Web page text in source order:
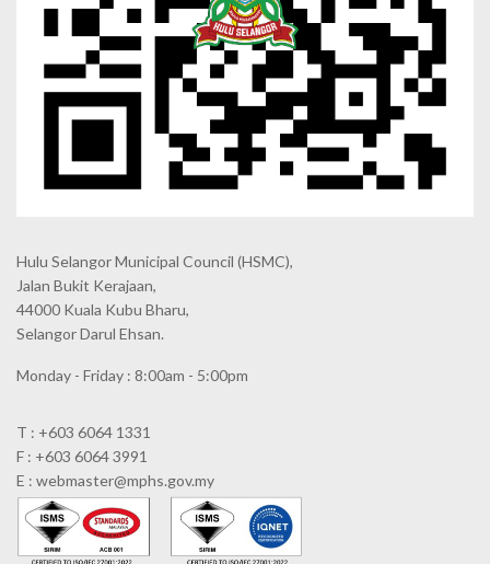
Hulu Selangor Municipal Council (HSMC),
Jalan Bukit Kerajaan,
44000 Kuala Kubu Bharu,
Selangor Darul Ehsan.
Monday - Friday : 8:00am - 5:00pm
T : +603 6064 1331
F : +603 6064 3991
E : webmaster@mphs.gov.my